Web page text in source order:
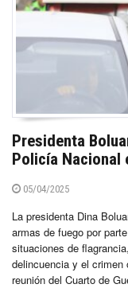
Presidenta
Policía Nacional
05/04/2025
La presidenta Dina
armas de fuego por
situaciones de
delincuencia y el crimen
reunión del Cuarto de